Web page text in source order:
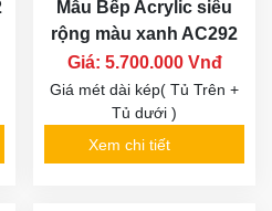
Mẫu Bếp Acrylic siêu
rộng màu xanh AC292
Giá: 5.700.000 Vnđ
Giá mét dài kép( Tủ Trên +
Tủ dưới )
Xem chi tiết